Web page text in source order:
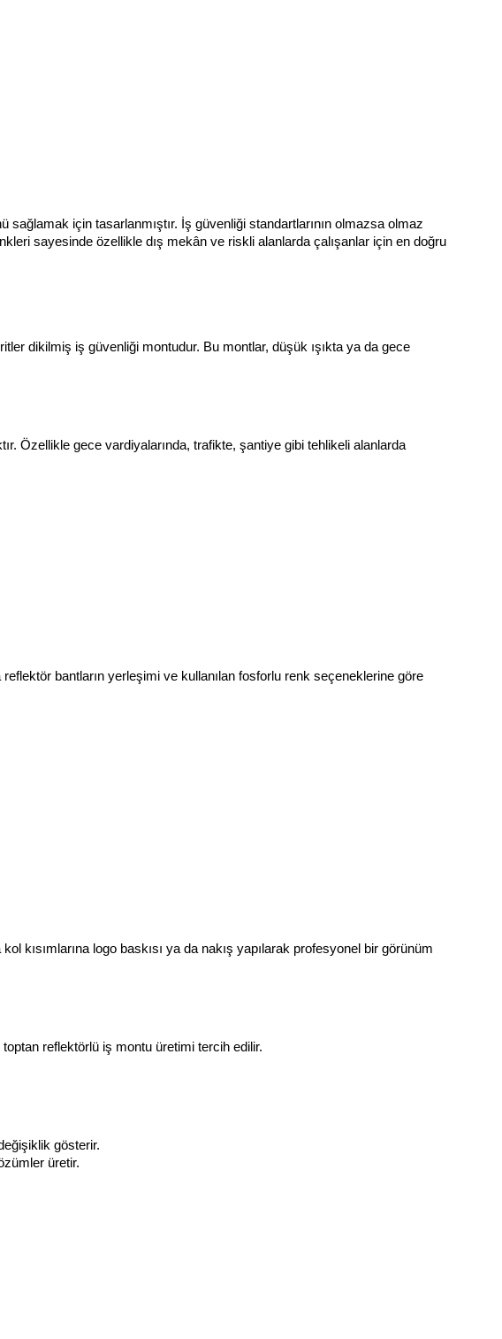
için tasarlanmıştır. İş güvenliği standartlarının olmazsa olmaz
sayesinde özellikle dış mekân ve riskli alanlarda çalışanlar için en doğru
dikilmiş iş güvenliği montudur. Bu montlar, düşük ışıkta ya da gece
Özellikle gece vardiyalarında, trafikte, şantiye gibi tehlikeli alanlarda
bantların yerleşimi ve kullanılan fosforlu renk seçeneklerine göre
kısımlarına logo baskısı ya da nakış yapılarak profesyonel bir görünüm
reflektörlü iş montu üretimi tercih edilir.
gösterir.
üretir.